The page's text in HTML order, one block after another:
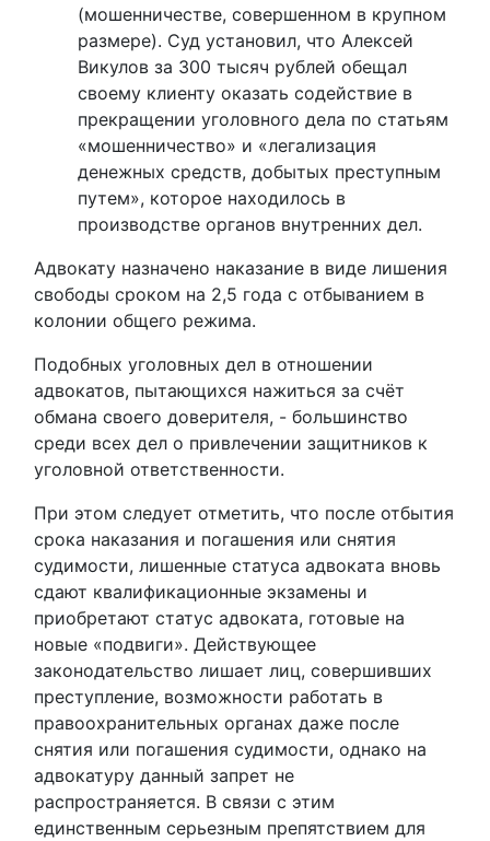
(мошенничестве, совершенном в крупном
размере). Суд установил, что Алексей
Викулов за 300 тысяч рублей обещал
своему клиенту оказать содействие в
прекращении уголовного дела по статьям
«мошенничество» и «легализация
денежных средств, добытых преступным
путем», которое находилось в
производстве органов внутренних дел.
Адвокату назначено наказание в виде лишения
свободы сроком на 2,5 года с отбыванием в
колонии общего режима.
Подобных уголовных дел в отношении
адвокатов, пытающихся нажиться за счёт
обмана своего доверителя, - большинство
среди всех дел о привлечении защитников к
уголовной ответственности.
При этом следует отметить, что после отбытия
срока наказания и погашения или снятия
судимости, лишенные статуса адвоката вновь
сдают квалификационные экзамены и
приобретают статус адвоката, готовые на
новые «подвиги». Действующее
законодательство лишает лиц, совершивших
преступление, возможности работать в
правоохранительных органах даже после
снятия или погашения судимости, однако на
адвокатуру данный запрет не
распространяется. В связи с этим
единственным серьезным препятствием для